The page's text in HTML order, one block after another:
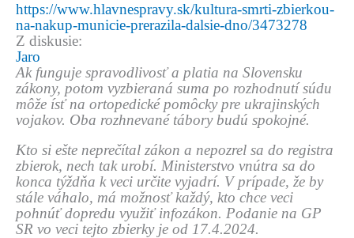
https://www.hlavnespravy.sk/kultura-smrti-zbierkou-
na-nakup-municie-prerazila-dalsie-dno/3473278
Z diskusie:
Jaro
Ak funguje spravodlivosť a platia na Slovensku
zákony, potom vyzbieraná suma po rozhodnutí súdu
môže ísť na ortopedické pomôcky pre ukrajinských
vojakov. Oba rozhnevané tábory budú spokojné.
Kto si ešte neprečítal zákon a nepozrel sa do registra
zbierok, nech tak urobí. Ministerstvo vnútra sa do
konca týždňa k veci určite vyjadrí. V prípade, že by
stále váhalo, má možnosť každý, kto chce veci
pohnúť dopredu využiť infozákon. Podanie na GP
SR vo veci tejto zbierky je od 17.4.2024.